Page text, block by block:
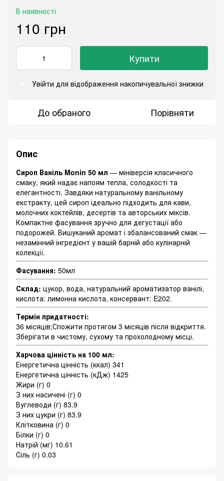
В наявності
110 грн
Купити
Увійти для відображення накопичувальної знижки
До обраного Порівняти
Опис
Сироп Ваніль Monin 50 мл — мініверсія класичного
смаку, який надає напоям тепла, солодкості та
елегантності. Завдяки натуральному ванільному
екстракту, цей сироп ідеально підходить для кави,
молочних коктейлів, десертів та авторських міксів.
Компактне фасування зручно для дегустації або
подорожей. Вишуканий аромат і збалансований смак —
незамінний інгредієнт у вашій барній або кулінарній
колекції.
Фасування: 50мл
Склад: цукор, вода, натуральний ароматизатор ванілі,
кислота: лимонна кислота, консервант: E202.
Термін придатності:
36 місяців;Спожити протягом 3 місяців після відкриття.
Зберігати в чистому, сухому та прохолодному місці.
Харчова цінність на 100 мл:
Енергетична цінність (ккал) 341
Енергетична цінність (кДж) 1425
Жири (г) 0
З них насичені (г) 0
Вуглеводи (г) 83.9
З них цукри (г) 83.9
Клітковина (г) 0
Білки (г) 0
Натрій (мг) 10.61
Сіль (г) 0.03